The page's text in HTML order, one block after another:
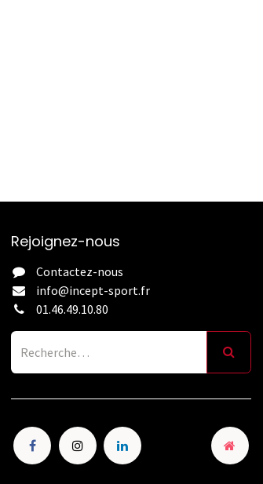
Rejoignez-nous
Contactez-nous
info@incept-sport.fr
01.46.49.10.80